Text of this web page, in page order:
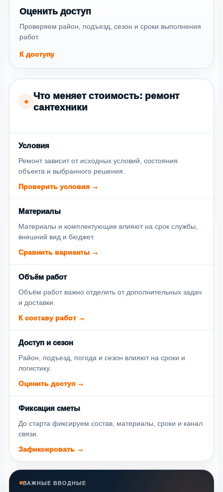
Оценить доступ
Проверяем район, подъезд, сезон и сроки выполнения
работ.
К доступу
●
Что меняет стоимость: ремонт
сантехники
Условия
Ремонт зависит от исходных условий, состояния
объекта и выбранного решения.
Проверить условия →
Материалы
Материалы и комплектующие влияют на срок службы,
внешний вид и бюджет.
Сравнить варианты →
Объём работ
Объём работ важно отделить от дополнительных задач
и доставки.
К составу работ →
Доступ и сезон
Район, подъезд, погода и сезон влияют на сроки и
логистику.
Оценить доступ →
Фиксация сметы
До старта фиксируем состав, материалы, сроки и канал
связи.
Зафиксировать →
ВАЖНЫЕ ВВОДНЫЕ